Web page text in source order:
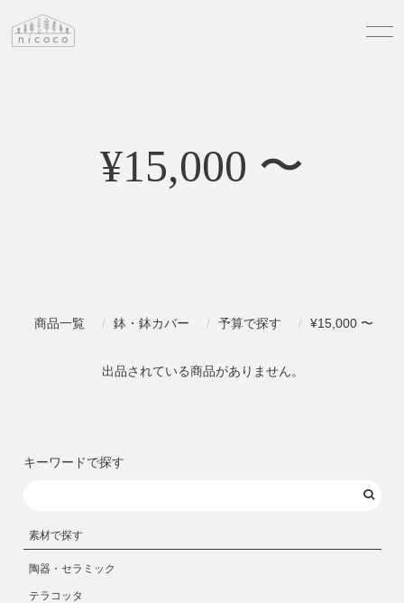
¥15,000 〜
商品一覧 鉢・鉢カバー 予算で探す ¥15,000 〜
出品されている商品がありません。
キーワードで探す
素材で探す
陶器・セラミック
テラコッタ